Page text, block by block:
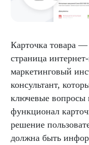
Карточка товара —
страница
маркетинговый
консультант,
ключевые вопросы
функционал
решение
должна быть